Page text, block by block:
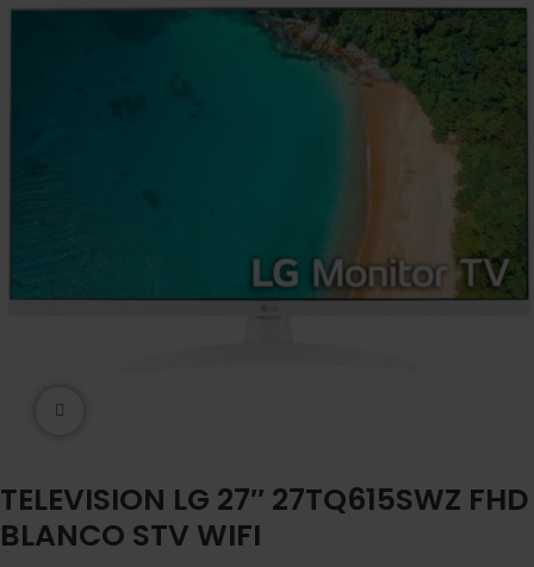
TELEVISION LG 27″ 27TQ615SWZ FHD
BLANCO STV WIFI